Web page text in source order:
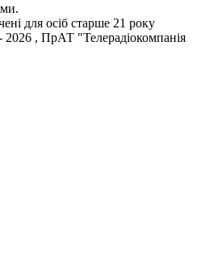
для осіб старше 21 року
2026 , ПрАТ "Телерадіокомпанія